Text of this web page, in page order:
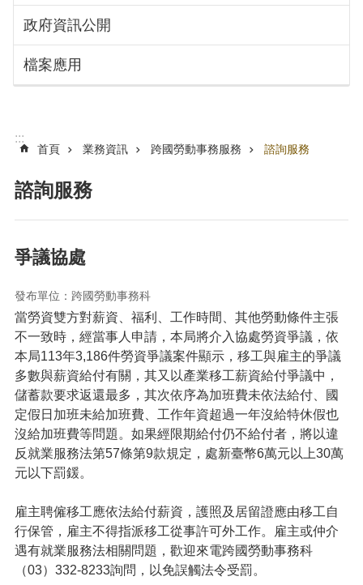
訊
息
公
識
動
局
關
通
錄
業
務
資
訊
便
民
服
務
府
資
訊
公
開
政府資訊公開
檔案應用
:::
首頁 業務資訊 跨國勞動事務服務 諮詢服務
諮詢服務
爭議協處
發布單位：跨國勞動事務科
當勞資雙方對薪資、福利、工作時間、其他勞動條件主張
不一致時，經當事人申請，本局將介入協處勞資爭議，依
本局113年3,186件勞資爭議案件顯示，移工與雇主的爭議
多數與薪資給付有關， 其又以產業移工薪資給付爭議中，
儲蓄款要求返還最多，其次依序為加班費未依法給付、國
定假日加班未給加班費、工作年資超過一年沒給特休假也
沒給加班費等問題。如果經限期給付仍不給付者，將以違
反就業服務法第57條第9款規定，處新臺幣6萬元以上30萬
元以下罰鍰。
雇主聘僱移工應依法給付薪資，護照及居留證應由移工自
行保管，雇主不得指派移工從事許可外工作。雇主或仲介
遇有就業服務法相關問題，歡迎來電跨國勞動事務科
（03）332-8233詢問，以免誤觸法令受罰。